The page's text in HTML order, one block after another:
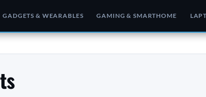
GADGETS & WEARABLES GAMING & SMARTHOME